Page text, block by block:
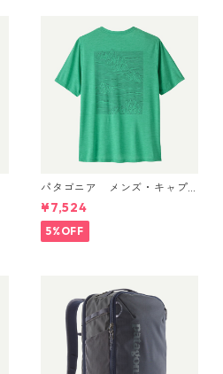
パタゴニア メンズ・キャプ
リーン・クール・デイリー・
シャツ（ストラタスパイア）
(カラー Feather Grey) Pat
agonia Men's Capilene® Co
¥7,524
5%OFF